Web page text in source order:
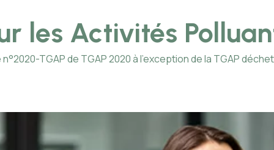
les Activités
TGAP de TGAP 2020 à l’exception de la TGAP